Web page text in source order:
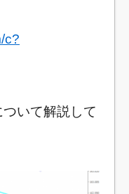
c?
いて解説して